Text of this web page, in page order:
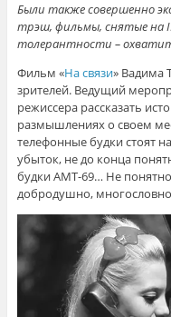
Были также совершенно
трэш, фильмы, снятые на
толерантности –
Фильм «На связи» Вадима
зрителей. Ведущий
режиссера рассказать
размышлениях о своем
телефонные будки стоят
убыток, не до конца
будки АМТ-69… Не
добродушно,